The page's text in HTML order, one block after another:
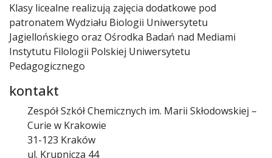
Klasy licealne realizują zajęcia dodatkowe pod
patronatem Wydziału Biologii Uniwersytetu
Jagiellońskiego oraz Ośrodka Badań nad Mediami
Instytutu Filologii Polskiej Uniwersytetu
Pedagogicznego
kontakt
Zespół Szkół Chemicznych im. Marii Skłodowskiej –
Curie w Krakowie
31-123 Kraków
ul. Krupnicza 44